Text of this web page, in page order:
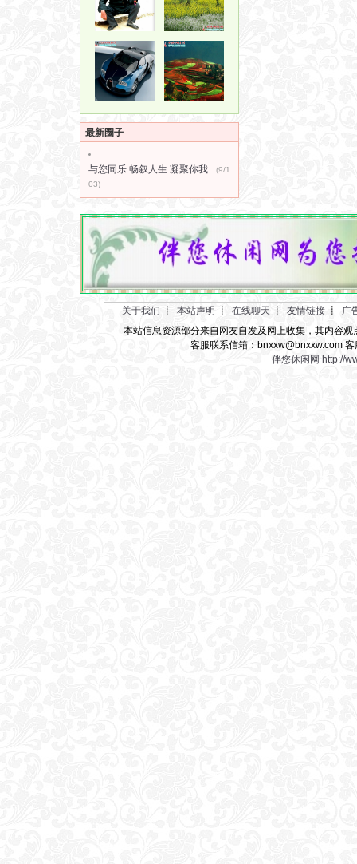
最新圈子
与您同乐 畅叙人生 凝聚你我
(9/1
03)
关于我们 ┋ 本站声明 ┋ 在线聊天 ┋ 友情链接 ┋
广
本站信息资源部分来自网友自发及网上收集，其内容
客服联系信箱：bnxxw@bnxxw.com
伴您休闲网 http://